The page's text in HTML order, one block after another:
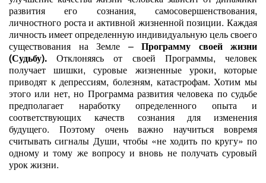
развития его сознания, самосовершенствования,
личностного роста и активной жизненной позиции. Каждая
личность имеет определенную индивидуальную цель своего
существования на Земле – Программу своей жизни
(Судьбу). Отклоняясь от своей Программы, человек
получает шишки, суровые жизненные уроки, которые
приводят к депрессиям, болезням, катастрофам. Хотим мы
этого или нет, но Программа развития человека по судьбе
предполагает наработку определенного опыта и
соответствующих качеств сознания для изменения
будущего. Поэтому очень важно научиться вовремя
считывать сигналы Души, чтобы «не ходить по кругу» по
одному и тому же вопросу и вновь не получать суровый
урок жизни.